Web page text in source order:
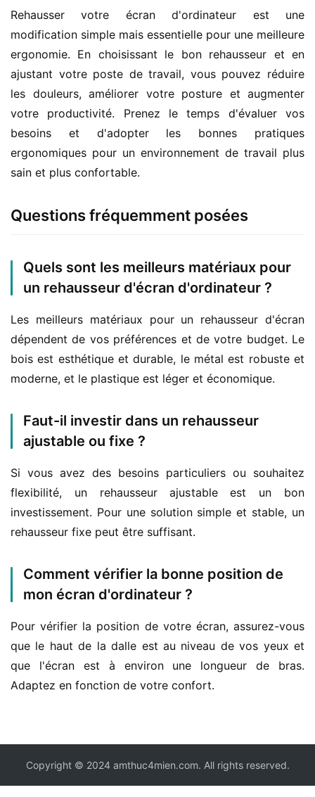
Rehausser votre écran d'ordinateur est une
modification simple mais essentielle pour une meilleure
ergonomie. En choisissant le bon rehausseur et en
ajustant votre poste de travail, vous pouvez réduire
les douleurs, améliorer votre posture et augmenter
votre productivité. Prenez le temps d'évaluer vos
besoins et d'adopter les bonnes pratiques
ergonomiques pour un environnement de travail plus
sain et plus confortable.
Questions fréquemment posées
Quels sont les meilleurs matériaux pour
un rehausseur d'écran d'ordinateur ?
Les meilleurs matériaux pour un rehausseur d'écran
dépendent de vos préférences et de votre budget. Le
bois est esthétique et durable, le métal est robuste et
moderne, et le plastique est léger et économique.
Faut-il investir dans un rehausseur
ajustable ou fixe ?
Si vous avez des besoins particuliers ou souhaitez
flexibilité, un rehausseur ajustable est un bon
investissement. Pour une solution simple et stable, un
rehausseur fixe peut être suffisant.
Comment vérifier la bonne position de
mon écran d'ordinateur ?
Pour vérifier la position de votre écran, assurez-vous
que le haut de la dalle est au niveau de vos yeux et
que l'écran est à environ une longueur de bras.
Adaptez en fonction de votre confort.
Copyright © 2024 amthuc4mien.com. All rights reserved.